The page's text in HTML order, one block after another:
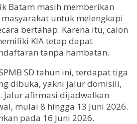
Batam masih memberikan
untuk melengkapi
bertahap. Karena itu, calon
KIA tetap dapat
tanpa hambatan.
SD tahun ini, terdapat tiga
dibuka, yakni jalur domisili,
Jalur afirmasi dijadwalkan
mulai 8 hingga 13 Juni 2026.
pada 16 Juni 2026.